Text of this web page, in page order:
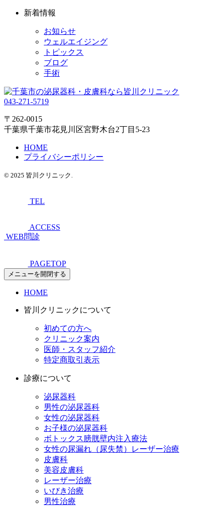
新着情報
お知らせ
ウェルエイジング
トピックス
ブログ
手術
043-271-5719
〒262-0015
千葉県千葉市花見川区宮野木台2丁目5-23
HOME
プライバシーポリシー
© 2025 皆川クリニック.
TEL
ACCESS
WEB問診
PAGETOP
メニューを開閉する
HOME
皆川クリニックについて
初めての方へ
クリニック案内
医師・スタッフ紹介
特定商取引表示
診療について
泌尿器科
男性の泌尿器科
女性の泌尿器科
お子様の泌尿器科
ボトックス膀胱壁内注入療法
女性の尿漏れ（尿失禁）レーザー治療
皮膚科
美容皮膚科
レーザー治療
いびき治療
男性治療